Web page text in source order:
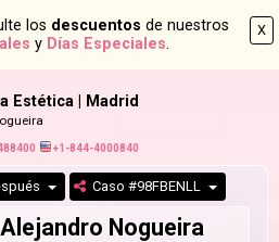
X
los descuentos de nuestros
y Días Especiales.
Estética | Madrid
+1-844-4000840
Caso #98FBENLL
Nogueira